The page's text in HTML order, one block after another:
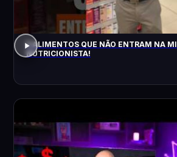
5 ALIMENTOS QUE NÃO ENTRAM NA
NUTRICIONISTA!